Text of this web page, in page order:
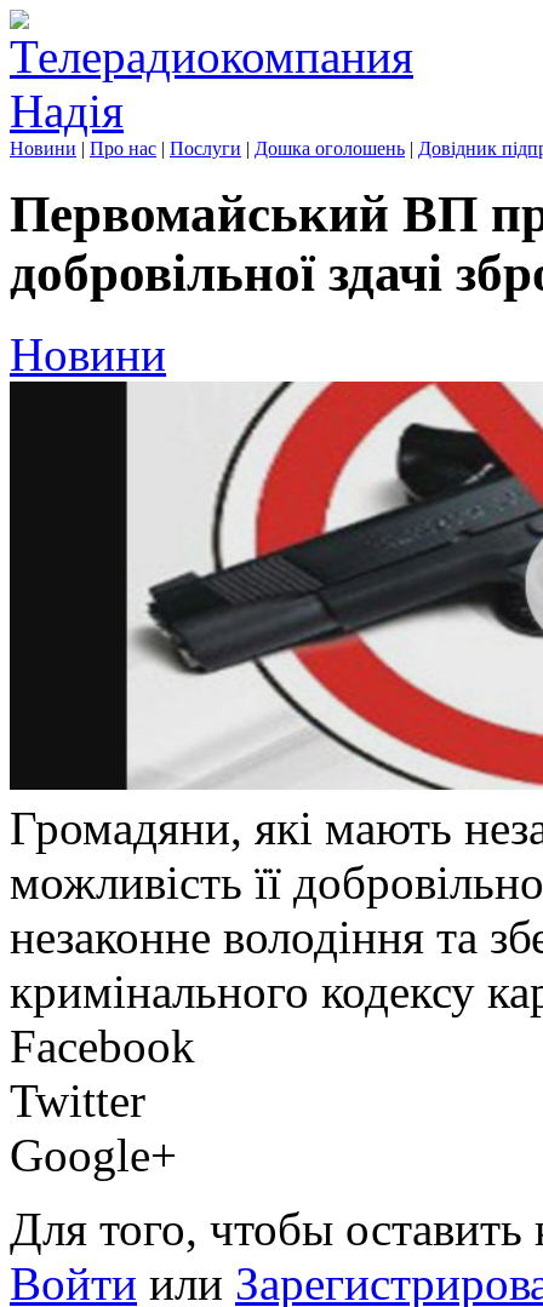
Новини | Про нас | Послуги | Дошка оголошень | Довідник
Первомайський ВП
добровільної здачі
Новини
Громадяни, які мають
можливість її
незаконне володіння та
кримінального кодексу
Facebook
Twitter
Google+
Для того, чтобы
Войти или